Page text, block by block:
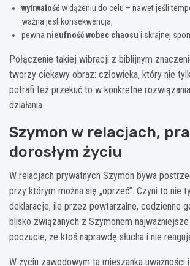
wytrwałość w dążeniu do celu – nawet jeśli
ważna jest konsekwencja,
pewna nieufność wobec chaosu i skrajnej
Połączenie takiej wibracji z biblijnym
tworzy ciekawy obraz: człowieka, który nie
potrafi też przekuć to w konkretne
działania.
Szymon w relacjach,
dorosłym życiu
W relacjach prywatnych Szymon bywa
przy którym można się „oprzeć”. Czyni to nie
deklaracje, ile przez powtarzalne, codzienne
blisko związanych z Szymonem najważniejsze
poczucie, że ktoś naprawdę słucha i nie
W życiu zawodowym ta mieszanka uważności